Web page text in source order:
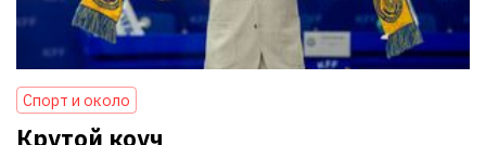
Спорт и около
Крутой коуч